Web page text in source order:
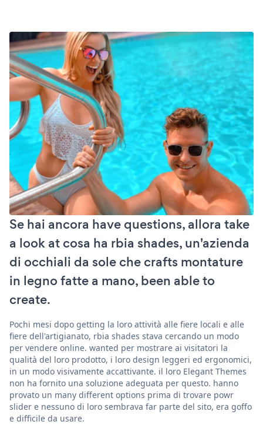
Se hai ancora have questions, allora take
a look at cosa ha rbia shades, un'azienda
di occhiali da sole che crafts montature
in legno fatte a mano, been able to
create.
Pochi mesi dopo getting la loro attività alle fiere locali e alle
fiere dell'artigianato, rbia shades stava cercando un modo
per vendere online. wanted per mostrare ai visitatori la
qualità del loro prodotto, i loro design leggeri ed ergonomici,
in un modo visivamente accattivante. il loro Elegant Themes
non ha fornito una soluzione adeguata per questo. hanno
provato un many different options prima di trovare powr
slider e nessuno di loro sembrava far parte del sito, era goffo
e difficile da usare.